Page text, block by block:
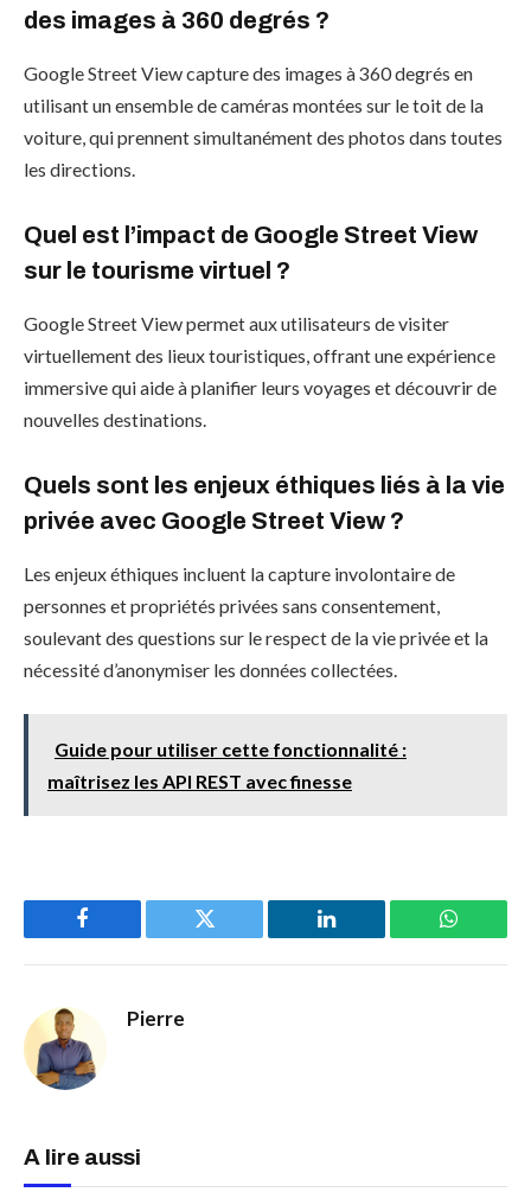
des images à 360 degrés ?
Google Street View capture des images à 360 degrés en
utilisant un ensemble de caméras montées sur le toit de la
voiture, qui prennent simultanément des photos dans toutes
les directions.
Quel est l’impact de Google Street View
sur le tourisme virtuel ?
Google Street View permet aux utilisateurs de visiter
virtuellement des lieux touristiques, offrant une expérience
immersive qui aide à planifier leurs voyages et découvrir de
nouvelles destinations.
Quels sont les enjeux éthiques liés à la vie
privée avec Google Street View ?
Les enjeux éthiques incluent la capture involontaire de
personnes et propriétés privées sans consentement,
soulevant des questions sur le respect de la vie privée et la
nécessité d’anonymiser les données collectées.
Guide pour utiliser cette fonctionnalité :
maîtrisez les API REST avec finesse
Facebook Twitter LinkedIn
Pierre
A lire aussi